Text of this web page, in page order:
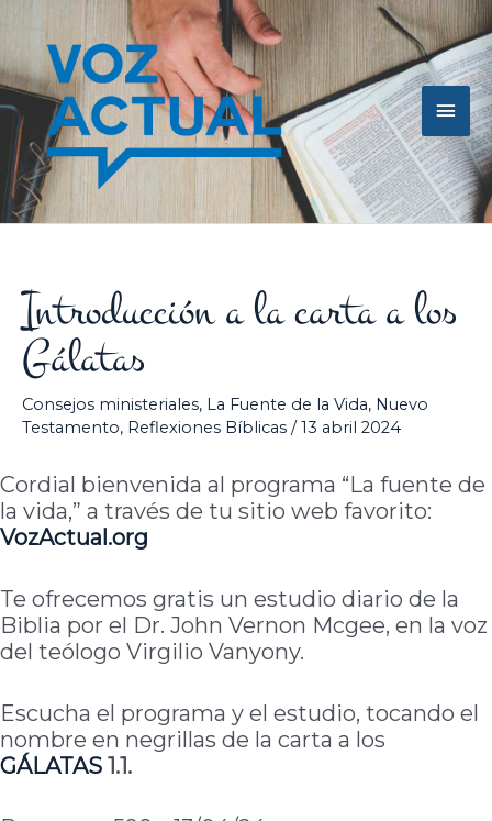
contenido
Introducción a la carta a los
Gálatas
Consejos ministeriales, La Fuente de la Vida, Nuevo
Testamento, Reflexiones Bíblicas /13 abril 2024
Cordial bienvenida al programa “La fuente de
la vida,” a través de tu sitio web favorito:
VozActual.org
Te ofrecemos gratis un estudio diario de la
Biblia por el Dr. John Vernon Mcgee, en la voz
del teólogo Virgilio Vanyony.
Escucha el programa y el estudio, tocando el
nombre en negrillas de la carta a los
GÁLATAS 1.1.